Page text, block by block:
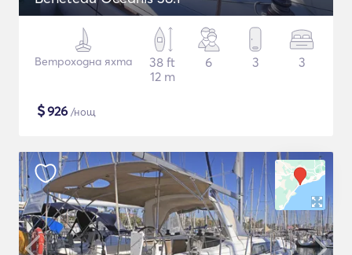
Ветроходна яхта
38 ft
12 m
6 3 3
$926 /нощ